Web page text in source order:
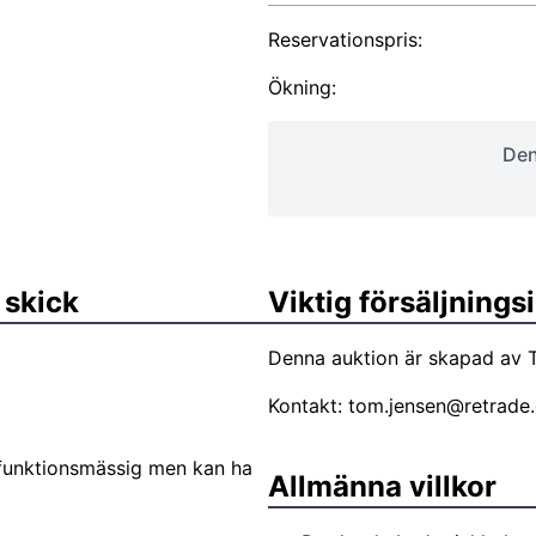
Reservationspris:
Ökning:
men kan ha
Viktig
Denna auktion är skapad av
Kontakt:
Allmänna villkor